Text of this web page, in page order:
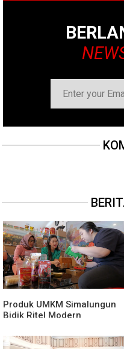
Produk UMKM Simalungun
Bidik Ritel Modern